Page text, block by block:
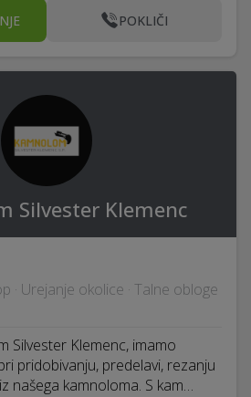
POKLIČI
Silvester Klemenc
· Urejanje okolice · Talne obloge
Silvester Klemenc, imamo
pridobivanju, predelavi, rezanju
našega kamnoloma. S kam…